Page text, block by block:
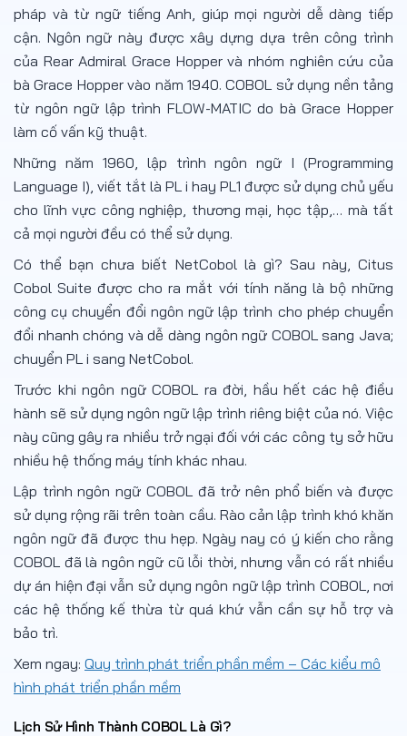
pháp và từ ngữ tiếng Anh, giúp mọi người dễ dàng tiếp
cận. Ngôn ngữ này được xây dựng dựa trên công trình
của Rear Admiral Grace Hopper và nhóm nghiên cứu của
bà Grace Hopper vào năm 1940. COBOL sử dụng nền tảng
từ ngôn ngữ lập trình FLOW-MATIC do bà Grace Hopper
làm cố vấn kỹ thuật.
Những năm 1960, lập trình ngôn ngữ I (Programming
Language I), viết tắt là PL i hay PL1 được sử dụng chủ yếu
cho lĩnh vực công nghiệp, thương mại, học tập,… mà tất
cả mọi người đều có thể sử dụng.
Có thể bạn chưa biết NetCobol là gì? Sau này, Citus
Cobol Suite được cho ra mắt với tính năng là bộ những
công cụ chuyển đổi ngôn ngữ lập trình cho phép chuyển
đổi nhanh chóng và dễ dàng ngôn ngữ COBOL sang Java;
chuyển PL i sang NetCobol.
Trước khi ngôn ngữ COBOL ra đời, hầu hết các hệ điều
hành sẽ sử dụng ngôn ngữ lập trình riêng biệt của nó. Việc
này cũng gây ra nhiều trở ngại đối với các công ty sở hữu
nhiều hệ thống máy tính khác nhau.
Lập trình ngôn ngữ COBOL đã trở nên phổ biến và được
sử dụng rộng rãi trên toàn cầu. Rào cản lập trình khó khăn
ngôn ngữ đã được thu hẹp. Ngày nay có ý kiến cho rằng
COBOL đã là ngôn ngữ cũ lỗi thời, nhưng vẫn có rất nhiều
dự án hiện đại vẫn sử dụng ngôn ngữ lập trình COBOL, nơi
các hệ thống kế thừa từ quá khứ vẫn cần sự hỗ trợ và
bảo trì.
Xem ngay: Quy trình phát triển phần mềm – Các kiểu mô
hình phát triển phần mềm
Lịch Sử Hình Thành COBOL Là Gì?